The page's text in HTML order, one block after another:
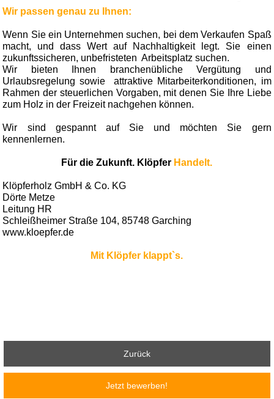
Wir passen genau zu Ihnen:
Wenn Sie ein Unternehmen suchen, bei dem Verkaufen Spaß
macht, und dass Wert auf Nachhaltigkeit legt. Sie einen
zukunftssicheren, unbefristeten Arbeitsplatz suchen.
Wir bieten Ihnen branchenübliche Vergütung und
Urlaubsregelung sowie attraktive Mitarbeiterkonditionen, im
Rahmen der steuerlichen Vorgaben, mit denen Sie Ihre Liebe
zum Holz in der Freizeit nachgehen können.
Wir sind gespannt auf Sie und möchten Sie gern
kennenlernen.
Für die Zukunft. Klöpfer Handelt.
Klöpferholz GmbH & Co. KG
Dörte Metze
Leitung HR
Schleißheimer Straße 104, 85748 Garching
www.kloepfer.de
Mit Klöpfer klappt`s.
Zurück
Jetzt bewerben!